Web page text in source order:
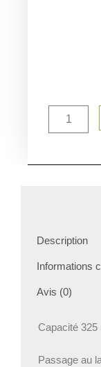
Description
Informations
Avis (0)
Capacité 325
Passage au